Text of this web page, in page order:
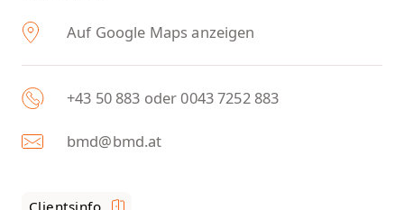
Auf Google Maps anzeigen
+43 50 883 oder 0043 7252 883
bmd@bmd.at
Clientsinfo